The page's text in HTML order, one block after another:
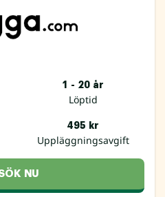
1 - 20 år
Löptid
495 kr
Uppläggningsavgift
NU